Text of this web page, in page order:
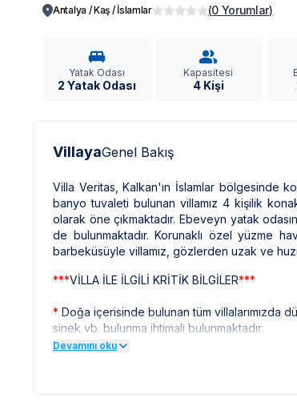
Antalya / Kaş / İslamlar (0 Yorumlar)
Yatak Odası
2 Yatak Odası
Kapasitesi
4 Kişi
VillayaGenel Bakış
Villa Veritas, Kalkan'ın İslamlar bölgesinde
banyo tuvaleti bulunan villamız 4 kişilik
olarak öne çıkmaktadır. Ebeveyn yatak
de bulunmaktadır. Korunaklı özel yüzme
barbeküsüyle villamız, gözlerden uzak ve
***VİLLA İLE İLGİLİ KRİTİK BİLGİLER***
* Doğa içerisinde bulunan tüm villalarımızda
sinek vb. bulunma ihtimali bulunmaktadır.
Devamını oku